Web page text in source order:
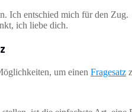
Ich entschied mich für den Zug.
ich liebe dich.
um einen Fragesatz